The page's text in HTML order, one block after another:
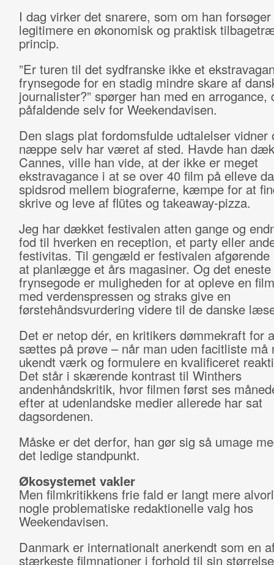
I dag virker det snarere, som om han
legitimere en økonomisk og praktisk
princip.
”Er turen til det sydfranske ikke et
frynsegode for en stadig mindre skare af
journalister?” spørger han med en arrogance,
påfaldende selv for Weekendavisen.
Den slags plat fordomsfulde udtalelser vidner
næppe selv har været af sted. Havde han
Cannes, ville han vide, at der ikke er meget
ekstravagance i at se over 40 film på elleve
spidsrod mellem biograferne, kæmpe for at
skrive og leve af flütes og takeaway-pizza.
Jeg har dækket festivalen atten gange og
fod til hverken en reception, et party eller
festivitas. Til gengæld er festivalen
at planlægge et års magasiner. Og det eneste
frynsegode er muligheden for at opleve en
med verdenspressen og straks give en
førstehåndsvurdering videre til de danske
Det er netop dér, en kritikers dømmekraft for
sættes på prøve – når man uden facitliste må
ukendt værk og formulere en kvalificeret
Det står i skærende kontrast til Winthers
andenhåndskritik, hvor filmen først ses
efter at udenlandske medier allerede har sat
dagsordenen.
Måske er det derfor, han gør sig så umage
det ledige standpunkt.
Økosystemet vakler
Men filmkritikkens frie fald er langt mere
nogle problematiske redaktionelle valg hos
Weekendavisen.
Danmark er internationalt anerkendt som en
stærkeste filmnationer i forhold til sin